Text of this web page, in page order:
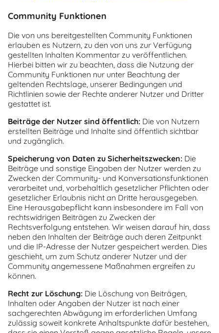
Community Funktionen
Die von uns bereitgestellten Community Funktionen
erlauben es Nutzern, zu den von uns zur Verfügung
gestellten Inhalten Kommentar zu veröffentlichen.
Hierbei bitten wir zu beachten, dass die Nutzung der
Community Funktionen nur unter Beachtung der
geltenden Rechtslage, unserer Bedingungen und
Richtlinien sowie der Rechte anderer Nutzer und Dritter
gestattet ist.
Beiträge der Nutzer sind öffentlich: Die von Nutzern
erstellten Beiträge und Inhalte sind öffentlich sichtbar
und zugänglich.
Speicherung von Daten zu Sicherheitszwecken: Die
Beiträge und sonstige Eingaben der Nutzer werden zu
Zwecken der Community- und Konversationsfunktionen
verarbeitet und, vorbehaltlich gesetzlicher Pflichten oder
gesetzlicher Erlaubnis nicht an Dritte herausgegeben.
Eine Herausgabepflicht kann insbesondere im Fall von
rechtswidrigen Beiträgen zu Zwecken der
Rechtsverfolgung entstehen. Wir weisen darauf hin, dass
neben den Inhalten der Beiträge auch deren Zeitpunkt
und die IP-Adresse der Nutzer gespeichert werden. Dies
geschieht, um zum Schutz anderer Nutzer und der
Community angemessene Maßnahmen ergreifen zu
können.
Recht zur Löschung: Die Löschung von Beiträgen,
Inhalten oder Angaben der Nutzer ist nach einer
sachgerechten Abwägung im erforderlichen Umfang
zulässig soweit konkrete Anhaltspunkte dafür bestehen,